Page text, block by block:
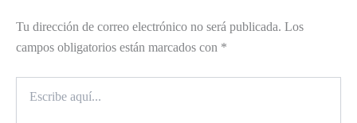
Tu dirección de correo electrónico no será publicada. Los
campos obligatorios están marcados con *
aquí...